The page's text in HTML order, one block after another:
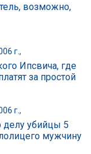
возможно,
г.,
Ипсвича, где
за простой
г.,
делу убийцы 5
мужчину